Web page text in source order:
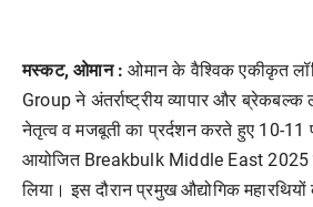
मस्कट, ओमान :ओमान के वैश्विक एकीकृत
Group ने अंतर्राष्ट्रीय व्यापार और
नेतृत्व व मजबूती का प्रर्दशन करते हुए 10-11
आयोजित Breakbulk Middle East 2025
लिया। इस दौरान प्रमुख औद्योगिक